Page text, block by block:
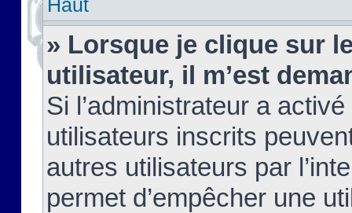
Haut
» Lorsque je clique sur
utilisateur, il m’est
Si l’administrateur a
utilisateurs inscrits
autres utilisateurs par
permet d’empêcher une